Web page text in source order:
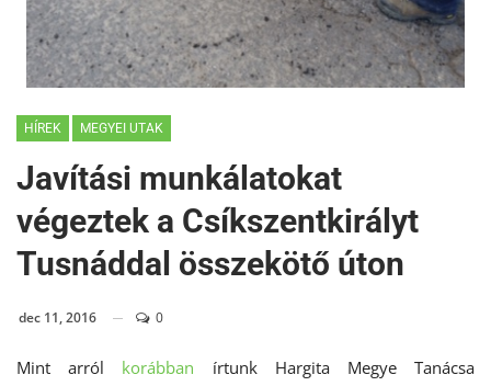
HÍREK MEGYEI UTAK
Javítási munkálatokat
végeztek a Csíkszentkirályt
Tusnáddal összekötő úton
dec 11, 2016 0
Mint arról korábban írtunk Hargita Megye Tanácsa